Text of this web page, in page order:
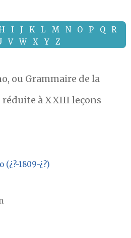
I J K L M N O P Q
R
V W X Y Z
ou Grammaire de la
à XXIII leçons
1809-¿?)